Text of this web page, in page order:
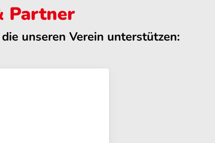
Partner
unseren Verein unterstützen: